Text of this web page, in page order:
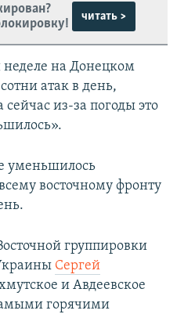
читать >
на Донецком
атак в день,
из-за погоды это
уменьшилось
восточному фронту
группировки
Сергей
и Авдеевское
горячими